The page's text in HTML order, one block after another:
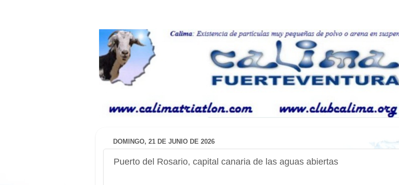
DOMINGO, 21 DE JUNIO DE 2026
Puerto del Rosario, capital canaria de las aguas abiertas